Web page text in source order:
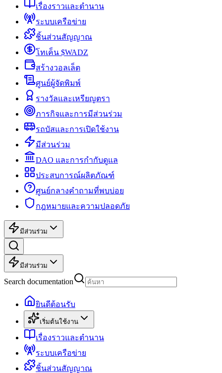
เรื่องราวและตำนาน
ระบบเครือข่าย
ชิ้นส่วนสัญญาณ
โทเค็น $WADZ
สร้างวอลเล็ต
ศูนย์ผู้จัดพิมพ์
รางวัลและเหรียญตรา
ภารกิจและการมีส่วนร่วม
รถบัสและการเปิดใช้งาน
มีส่วนร่วม
DAO และการกำกับดูแล
ประสบการณ์ผลิตภัณฑ์
ศูนย์กลางคำถามที่พบบ่อย
กฎหมายและความปลอดภัย
มีส่วนร่วม
มีส่วนร่วม
Search documentation
ยินดีต้อนรับ
เริ่มต้นใช้งาน
เรื่องราวและตำนาน
ระบบเครือข่าย
ชิ้นส่วนสัญญาณ